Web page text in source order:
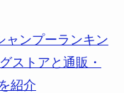
ャンプーランキン
ストアと通販・
紹介